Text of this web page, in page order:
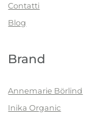
Contatti
Blog
Brand
Annemarie Börlind
Inika Organic